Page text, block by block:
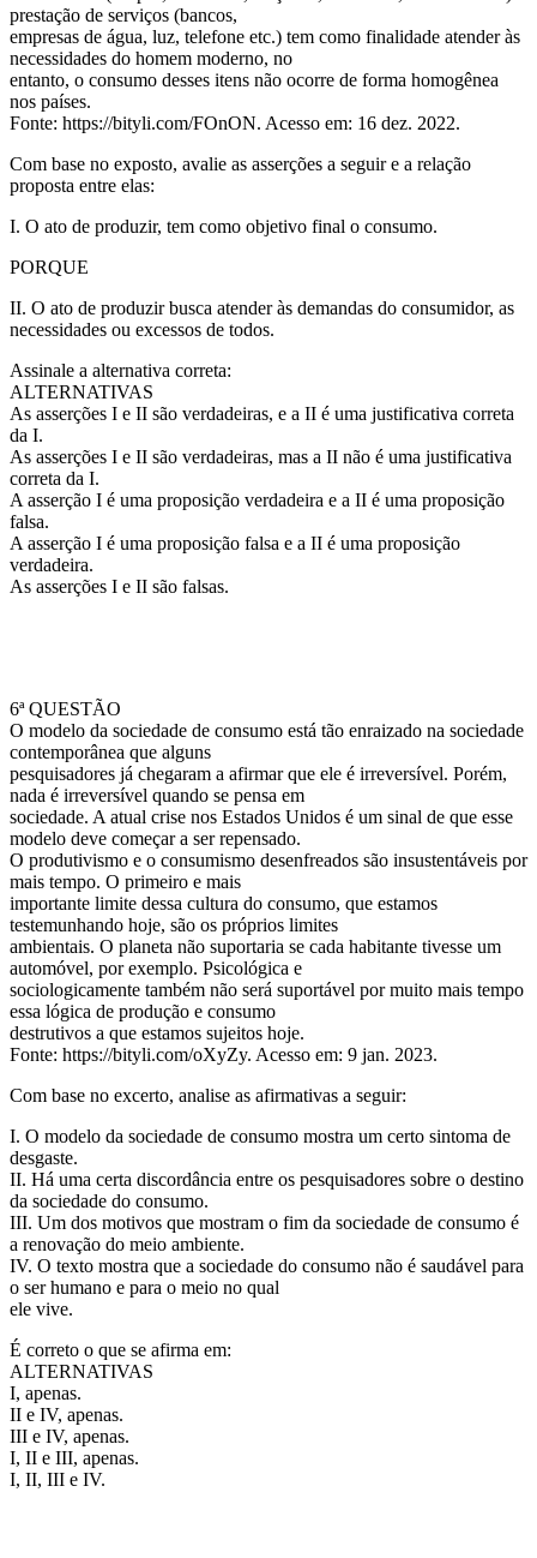
prestação de serviços (bancos,
empresas de água, luz, telefone etc.) tem como finalidade atender às
necessidades do homem moderno, no
entanto, o consumo desses itens não ocorre de forma homogênea
nos países.
Fonte: https://bityli.com/FOnON. Acesso em: 16 dez. 2022.
Com base no exposto, avalie as asserções a seguir e a relação
proposta entre elas:
I. O ato de produzir, tem como objetivo final o consumo.
PORQUE
II. O ato de produzir busca atender às demandas do consumidor, as
necessidades ou excessos de todos.
Assinale a alternativa correta:
ALTERNATIVAS
As asserções I e II são verdadeiras, e a II é uma justificativa correta
da I.
As asserções I e II são verdadeiras, mas a II não é uma justificativa
correta da I.
A asserção I é uma proposição verdadeira e a II é uma proposição
falsa.
A asserção I é uma proposição falsa e a II é uma proposição
verdadeira.
As asserções I e II são falsas.
6ª QUESTÃO
O modelo da sociedade de consumo está tão enraizado na sociedade
contemporânea que alguns
pesquisadores já chegaram a afirmar que ele é irreversível. Porém,
nada é irreversível quando se pensa em
sociedade. A atual crise nos Estados Unidos é um sinal de que esse
modelo deve começar a ser repensado.
O produtivismo e o consumismo desenfreados são insustentáveis por
mais tempo. O primeiro e mais
importante limite dessa cultura do consumo, que estamos
testemunhando hoje, são os próprios limites
ambientais. O planeta não suportaria se cada habitante tivesse um
automóvel, por exemplo. Psicológica e
sociologicamente também não será suportável por muito mais tempo
essa lógica de produção e consumo
destrutivos a que estamos sujeitos hoje.
Fonte: https://bityli.com/oXyZy. Acesso em: 9 jan. 2023.
Com base no excerto, analise as afirmativas a seguir:
I. O modelo da sociedade de consumo mostra um certo sintoma de
desgaste.
II. Há uma certa discordância entre os pesquisadores sobre o destino
da sociedade do consumo.
III. Um dos motivos que mostram o fim da sociedade de consumo é
a renovação do meio ambiente.
IV. O texto mostra que a sociedade do consumo não é saudável para
o ser humano e para o meio no qual
ele vive.
É correto o que se afirma em:
ALTERNATIVAS
I, apenas.
II e IV, apenas.
III e IV, apenas.
I, II e III, apenas.
I, II, III e IV.